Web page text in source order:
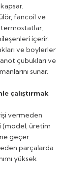
fancoil ve
termostatlar,
içerir.
ve boylerler
çubukları ve
sunar.
çalıştırmak
vermeden
(model, üretim
geçer.
parçalarda
yüksek